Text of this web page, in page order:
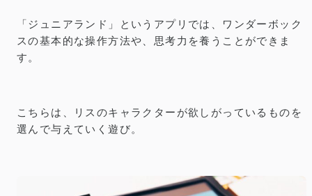
「ジュニアランド」というアプリでは、ワンダーボック
スの基本的な操作方法や、思考力を養うことができま
す。
こちらは、リスのキャラクターが欲しがっているものを
選んで与えていく遊び。